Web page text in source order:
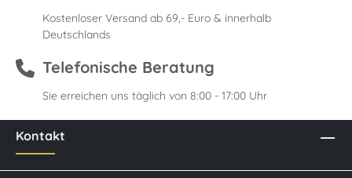
Kostenloser Versand ab 69,- Euro & innerhalb
Deutschlands
Telefonische Beratung
Sie erreichen uns täglich von 8:00 - 17:00 Uhr
Kontakt